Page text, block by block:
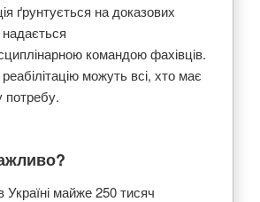
ґрунтується на доказових
надається
командою фахівців.
можуть всі, хто має
потребу.
Україні майже 250 тисяч